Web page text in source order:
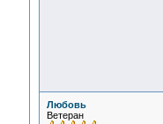
Любовь
Ветеран